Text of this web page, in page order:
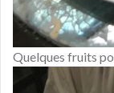
Quelques fruits